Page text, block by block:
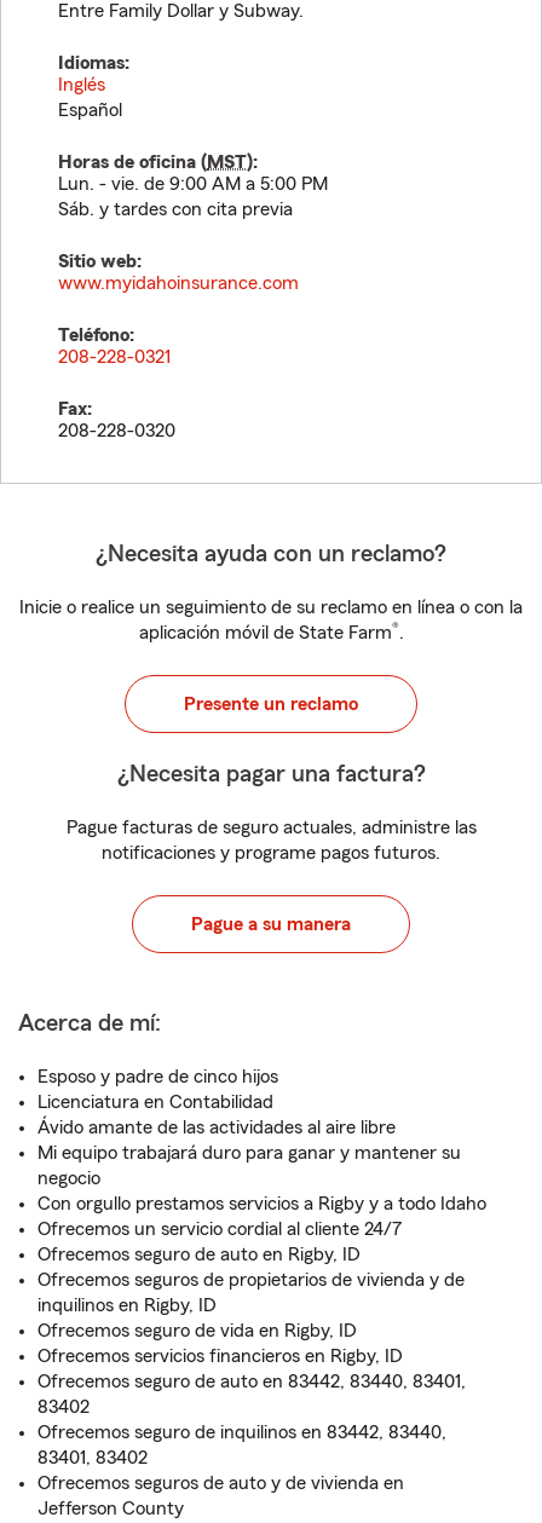
Entre Family Dollar y Subway.
Idiomas:
Inglés
Español
Horas de oficina (MST):
Lun. - vie. de 9:00 AM a 5:00 PM
Sáb. y tardes con cita previa
Sitio web:
www.myidahoinsurance.com
Teléfono:
208-228-0321
Fax:
208-228-0320
¿Necesita ayuda con un reclamo?
Inicie o realice un seguimiento de su reclamo en línea o con la
aplicación móvil de State Farm®.
Presente un reclamo
¿Necesita pagar una factura?
Pague facturas de seguro actuales, administre las
notificaciones y programe pagos futuros.
Pague a su manera
Acerca de mí:
Esposo y padre de cinco hijos
Licenciatura en Contabilidad
Ávido amante de las actividades al aire libre
Mi equipo trabajará duro para ganar y mantener su
negocio
Con orgullo prestamos servicios a Rigby y a todo Idaho
Ofrecemos un servicio cordial al cliente 24/7
Ofrecemos seguro de auto en Rigby, ID
Ofrecemos seguros de propietarios de vivienda y de
inquilinos en Rigby, ID
Ofrecemos seguro de vida en Rigby, ID
Ofrecemos servicios financieros en Rigby, ID
Ofrecemos seguro de auto en 83442, 83440, 83401,
83402
Ofrecemos seguro de inquilinos en 83442, 83440,
83401, 83402
Ofrecemos seguros de auto y de vivienda en
Jefferson County